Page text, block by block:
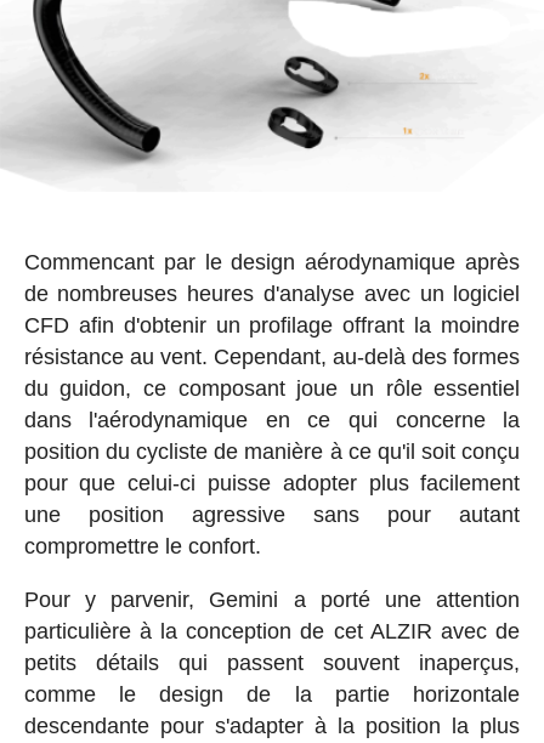
Commencant par le design aérodynamique après
de nombreuses heures d'analyse avec un logiciel
CFD afin d'obtenir un profilage offrant la moindre
résistance au vent. Cependant, au-delà des formes
du guidon, ce composant joue un rôle essentiel
dans l'aérodynamique en ce qui concerne la
position du cycliste de manière à ce qu'il soit conçu
pour que celui-ci puisse adopter plus facilement
une position agressive sans pour autant
compromettre le confort.
Pour y parvenir, Gemini a porté une attention
particulière à la conception de cet ALZIR avec de
petits détails qui passent souvent inaperçus,
comme le design de la partie horizontale
descendante pour s'adapter à la position la plus